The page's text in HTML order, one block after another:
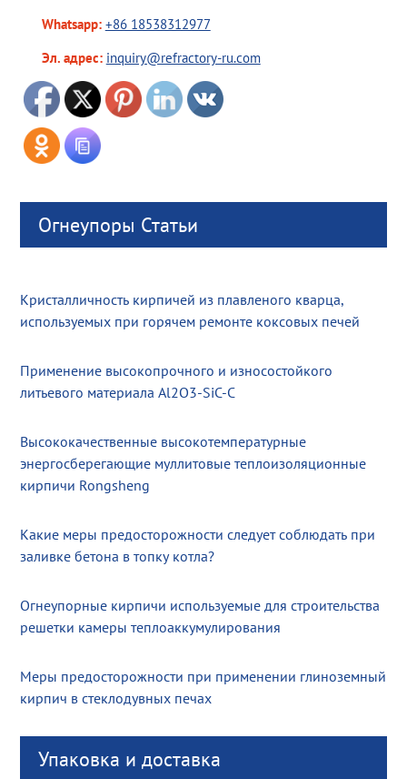
Whatsapp: +86 18538312977
Эл. адрес: inquiry@refractory-ru.com
Огнеупоры Статьи
Кристалличность кирпичей из плавленого кварца,
используемых при горячем ремонте коксовых печей
Применение высокопрочного и износостойкого
литьевого материала Al2O3-SiC-C
Высококачественные высокотемпературные
энергосберегающие муллитовые теплоизоляционные
кирпичи Rongsheng
Какие меры предосторожности следует соблюдать при
заливке бетона в топку котла?
Огнеупорные кирпичи используемые для строительства
решетки камеры теплоаккумулирования
Меры предосторожности при применении глиноземный
кирпич в стеклодувных печах
Упаковка и доставка